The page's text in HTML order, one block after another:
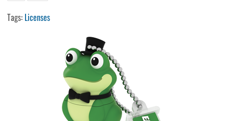
Tags: Licenses